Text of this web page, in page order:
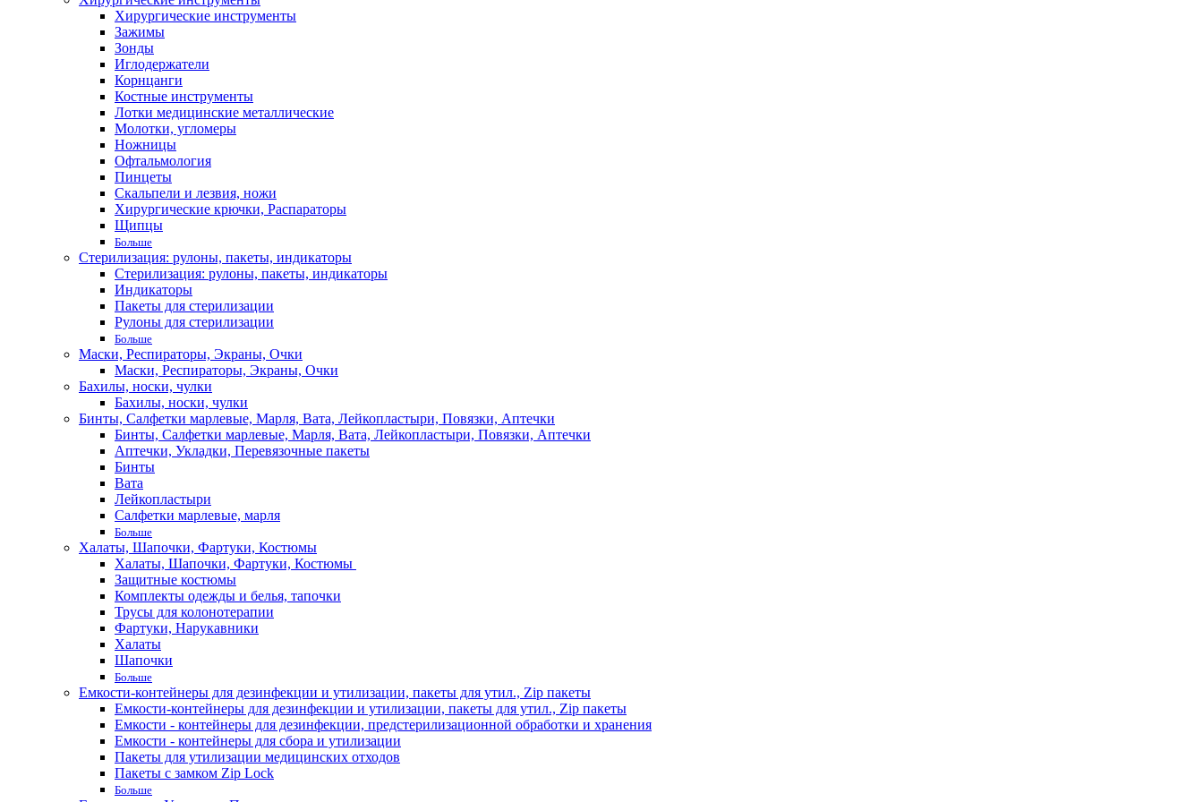
Хирургические инструменты
Зажимы
Зонды
Иглодержатели
Корнцанги
Костные инструменты
Лотки медицинские металлические
Молотки, угломеры
Ножницы
Офтальмология
Пинцеты
Скальпели и лезвия, ножи
Хирургические крючки, Распараторы
Щипцы
Больше
Стерилизация: рулоны, пакеты, индикаторы
Стерилизация: рулоны, пакеты, индикаторы
Индикаторы
Пакеты для стерилизации
Рулоны для стерилизации
Больше
Маски, Респираторы, Экраны, Очки
Маски, Респираторы, Экраны, Очки
Бахилы, носки, чулки
Бахилы, носки, чулки
Бинты, Салфетки марлевые, Марля, Вата, Лейкопластыри, Повязки, Аптечки
Бинты, Салфетки марлевые, Марля, Вата, Лейкопластыри, Повязки, Аптечки
Аптечки, Укладки, Перевязочные пакеты
Бинты
Вата
Лейкопластыри
Салфетки марлевые, марля
Больше
Халаты, Шапочки, Фартуки, Костюмы
Халаты, Шапочки, Фартуки, Костюмы
Защитные костюмы
Комплекты одежды и белья, тапочки
Трусы для колонотерапии
Фартуки, Нарукавники
Халаты
Шапочки
Больше
Емкости-контейнеры для дезинфекции и утилизации, пакеты для утил., Zip пакеты
Емкости-контейнеры для дезинфекции и утилизации, пакеты для утил., Zip пакеты
Емкости - контейнеры для дезинфекции, предстерилизационной обработки и хранения
Емкости - контейнеры для сбора и утилизации
Пакеты для утилизации медицинских отходов
Пакеты с замком Zip Lock
Больше